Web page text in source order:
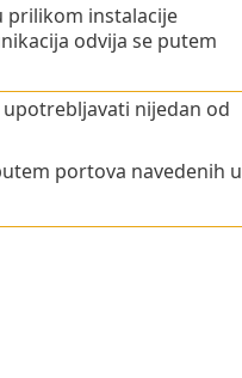
prilikom instalacije
odvija se putem
upotrebljavati nijedan od
portova navedenih u